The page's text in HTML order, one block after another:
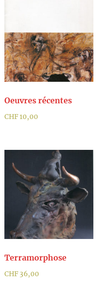
Oeuvres récentes
CHF10,00
Terramorphose
CHF36,00